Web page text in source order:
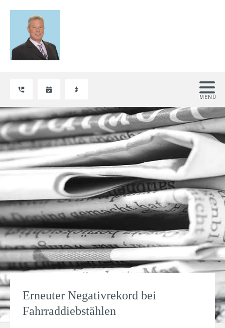
Erneuter Negativrekord bei
Fahrraddiebstählen